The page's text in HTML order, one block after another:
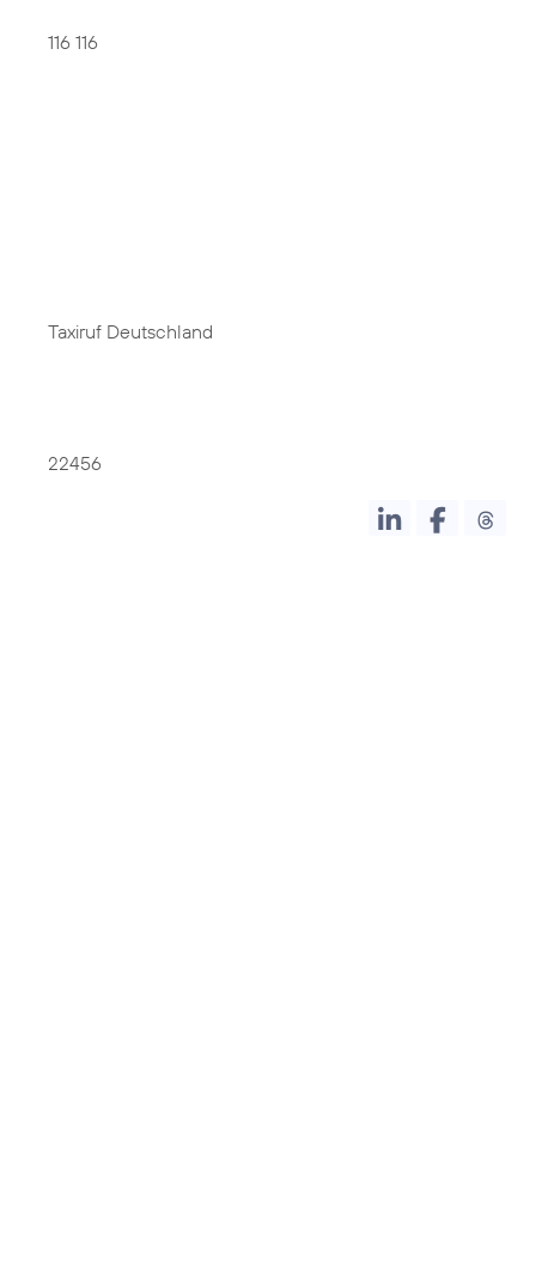
116 116
Taxiruf Deutschland
22456